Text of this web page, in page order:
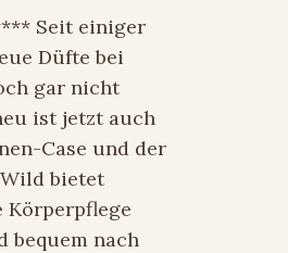
Seit einiger
Düfte bei
gar nicht
ist jetzt auch
Case und der
bietet
Körperpflege
bequem nach